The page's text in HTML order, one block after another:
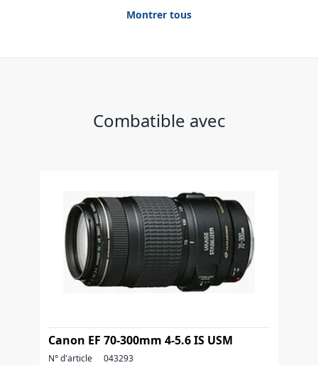
Montrer tous
Combatible avec
Canon EF 70-300mm 4-5.6 IS USM
N° d'article 043293